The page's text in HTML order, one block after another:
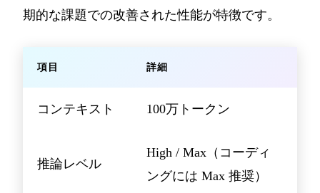
期的な課題での改善された性能が特徴です。
項目 詳細
コンテキスト 100万トークン
推論レベル
High / Max（コーディ
ングには Max 推奨）